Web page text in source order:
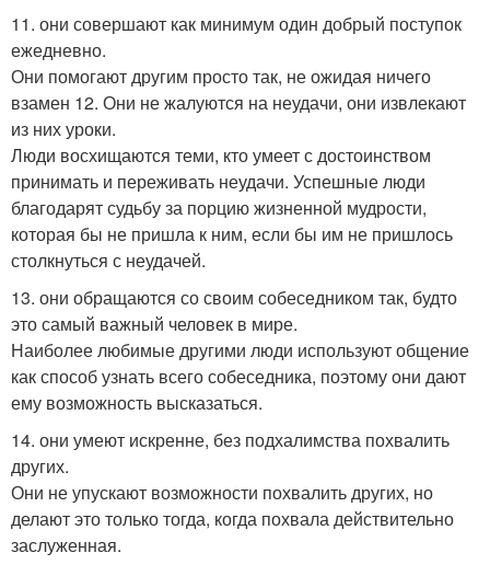
11. они совершают как минимум один добрый поступок
ежедневно.
Они помогают другим просто так, не ожидая ничего
взамен 12. Они не жалуются на неудачи, они извлекают
из них уроки.
Люди восхищаются теми, кто умеет с достоинством
принимать и переживать неудачи. Успешные люди
благодарят судьбу за порцию жизненной мудрости,
которая бы не пришла к ним, если бы им не пришлось
столкнуться с неудачей.
13. они обращаются со своим собеседником так, будто
это самый важный человек в мире.
Наиболее любимые другими люди используют общение
как способ узнать всего собеседника, поэтому они дают
ему возможность высказаться.
14. они умеют искренне, без подхалимства похвалить
других.
Они не упускают возможности похвалить других, но
делают это только тогда, когда похвала действительно
заслуженная.